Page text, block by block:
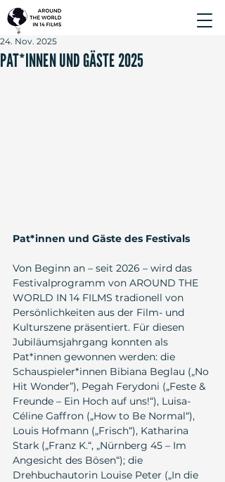
PAT*INNEN UND GÄSTE 2025
24. Nov. 2025
Pat*innen und Gäste des Festivals
Von Beginn an – seit 2026 – wird das
Festivalprogramm von AROUND THE
WORLD IN 14 FILMS tradionell von
Persönlichkeiten aus der Film- und
Kulturszene präsentiert. Für diesen
Jubiläumsjahrgang konnten als
Pat*innen gewonnen werden: die
Schauspieler*innen Bibiana Beglau („No
Hit Wonder”), Pegah Ferydoni („Feste &
Freunde – Ein Hoch auf uns!“), Luisa-
Céline Gaffron („How to Be Normal“),
Louis Hofmann („Frisch“), Katharina
Stark („Franz K.“, „Nürnberg 45 – Im
Angesicht des Bösen“); die
Drehbuchautorin Louise Peter („In die